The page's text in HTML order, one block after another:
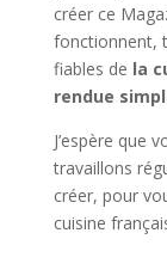
créer ce
fonctionnent,
fiables de la
rendue
J’espère que
travaillons
créer, pour
cuisine